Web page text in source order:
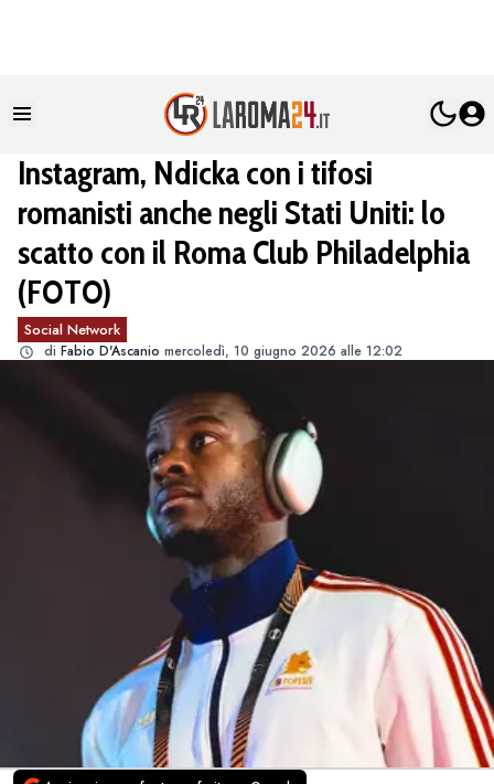
Instagram, Ndicka con i tifosi
romanisti anche negli Stati Uniti: lo
scatto con il Roma Club Philadelphia
(FOTO)
Social Network
di Fabio D'Ascanio mercoledì, 10 giugno 2026 alle 12:02